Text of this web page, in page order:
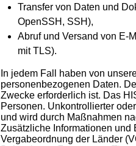
Transfer von Daten und
OpenSSH, SSH),
Abruf und Versand von E-
mit TLS).
In jedem Fall haben von
personenbezogenen Daten.
Zwecke erforderlich ist. Das
Personen. Unkontrollierter
und wird durch Maßnahmen
Zusätzliche Informationen und
Vergabeordnung der Länder